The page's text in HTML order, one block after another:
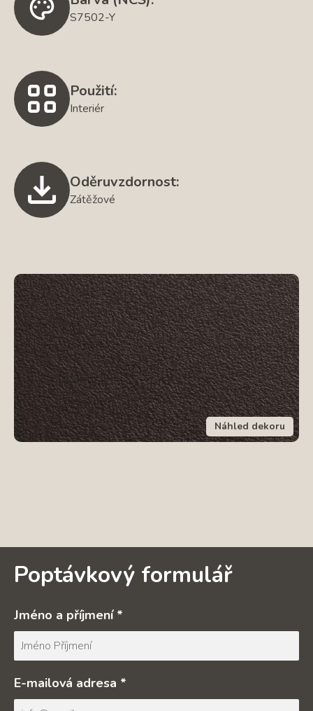
S7502-Y
Použití:
Interiér
Oděruvzdornost:
Zátěžové
Náhled dekoru
Poptávkový formulář
Jméno a příjmení *
E-mailová adresa *